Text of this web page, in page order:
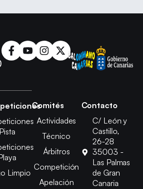
Pista
Limpio
Comités
Actividades
Técnico
Árbitros
Competición
Apelación
Contacto
C/ León y
Castillo,
26-28
35003 -
Las Palmas
de Gran
Canaria